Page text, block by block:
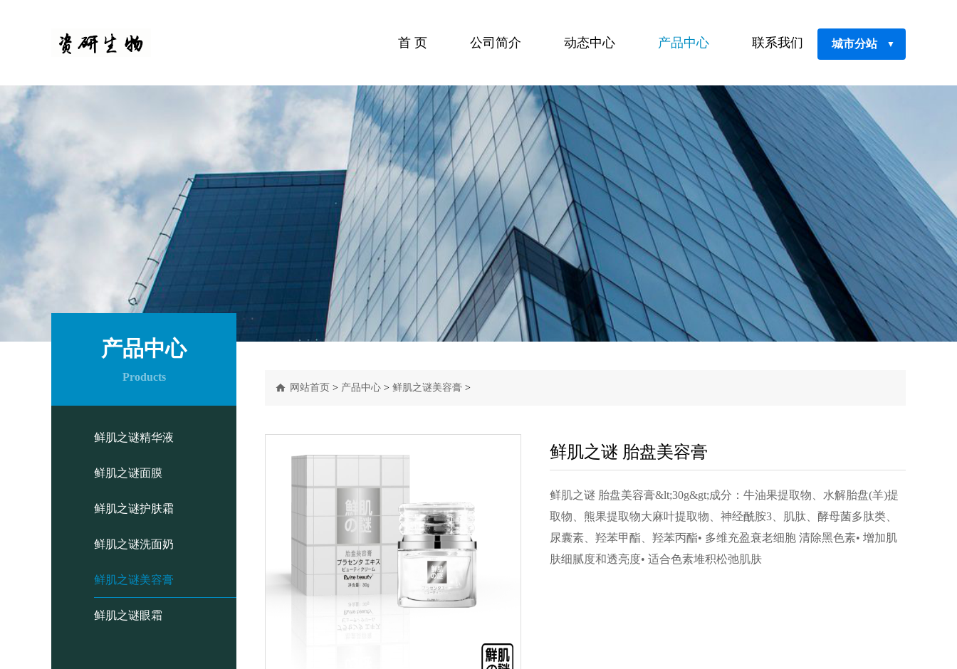
首 页 公司简介 动态中心 产品中心 联系我们 城市分站 ▼
产品中心
Products
鲜肌之谜精华液
鲜肌之谜面膜
鲜肌之谜护肤霜
鲜肌之谜洗面奶
鲜肌之谜美容膏
鲜肌之谜眼霜
网站首页 > 产品中心 > 鲜肌之谜美容膏 >
鲜肌之谜 胎盘美容膏
鲜肌之谜 胎盘美容膏&lt;30g&gt;成分：牛油果提取物、水解胎盘(羊)提
取物、熊果提取物大麻叶提取物、神经酰胺3、肌肽、酵母菌多肽类、
尿囊素、羟苯甲酯、羟苯丙酯• 多维充盈衰老细胞 清除黑色素• 增加肌
肤细腻度和透亮度• 适合色素堆积松弛肌肤